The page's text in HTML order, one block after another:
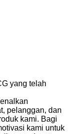
yang telah
pelanggan, dan
kami. Bagi
kami untuk